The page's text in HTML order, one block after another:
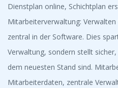
Dienstplan online, Schichtplan
Mitarbeiterverwaltung:
zentral in der Software. Dies
Verwaltung, sondern stellt
dem neuesten Stand sind.
Mitarbeiterdaten, zentrale